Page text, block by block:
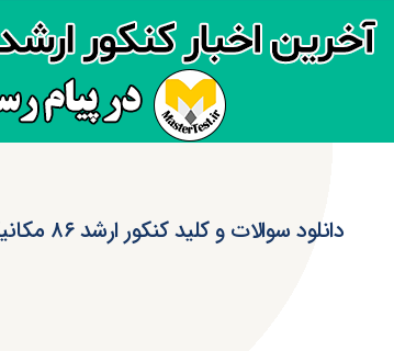
دانلود سوالات و کلید کنکور ارشد ۸۶ مکانیک ماشین های کشاورزی (رایگان)